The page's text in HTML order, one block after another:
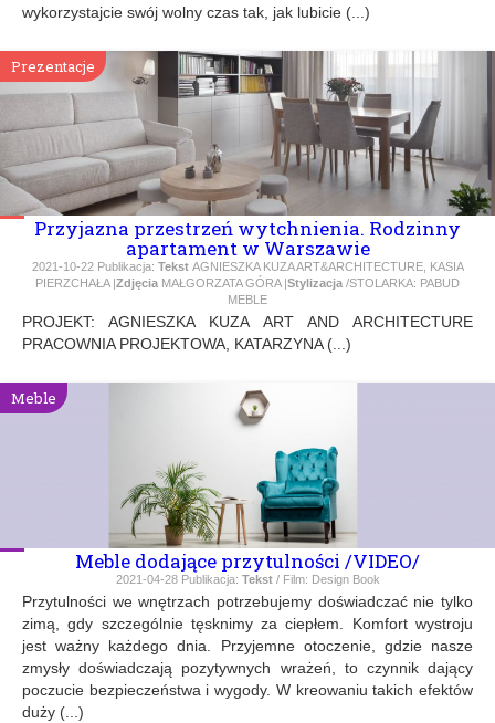
wykorzystajcie swój wolny czas tak, jak lubicie (...)
Prezentacje
Przyjazna przestrzeń wytchnienia. Rodzinny
apartament w Warszawie
2021-10-22Publikacja: Tekst AGNIESZKA KUZA ART&ARCHITECTURE, KASIA
PIERZCHAŁA | Zdjęcia MAŁGORZATA GÓRA | Stylizacja /STOLARKA: PABUD
MEBLE
PROJEKT: AGNIESZKA KUZA ART AND ARCHITECTURE
PRACOWNIA PROJEKTOWA, KATARZYNA (...)
Meble
Meble dodające przytulności /VIDEO/
2021-04-28Publikacja: Tekst / Film: Design Book
Przytulności we wnętrzach potrzebujemy doświadczać nie tylko
zimą, gdy szczególnie tęsknimy za ciepłem. Komfort wystroju
jest ważny każdego dnia. Przyjemne otoczenie, gdzie nasze
zmysły doświadczają pozytywnych wrażeń, to czynnik dający
poczucie bezpieczeństwa i wygody. W kreowaniu takich efektów
duży (...)